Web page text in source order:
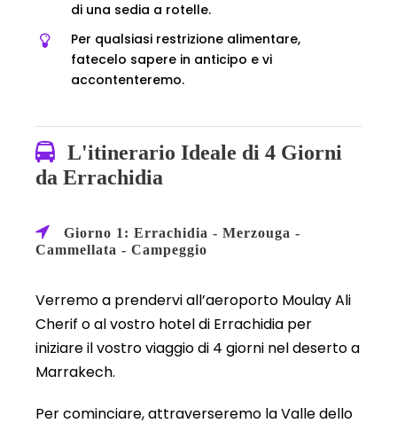
di una sedia a rotelle.
Per qualsiasi restrizione alimentare,
fatecelo sapere in anticipo e vi
accontenteremo.
L'itinerario Ideale di 4 Giorni
da Errachidia
Giorno 1: Errachidia - Merzouga -
Cammellata - Campeggio
Verremo a prendervi all’aeroporto Moulay Ali
Cherif o al vostro hotel di Errachidia per
iniziare il vostro viaggio di 4 giorni nel deserto a
Marrakech.
Per cominciare, attraverseremo la Valle dello